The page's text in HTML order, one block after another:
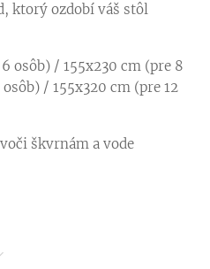
ktorý ozdobí váš stôl
osôb) / 155x230 cm (pre 8
/ 155x320 cm (pre 12
škvrnám a vode